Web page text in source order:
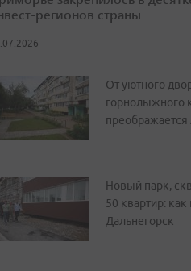
регионов страны
От уютного
горнолыжного
преображается
Новый парк,
50 квартир:
Дальнегорск